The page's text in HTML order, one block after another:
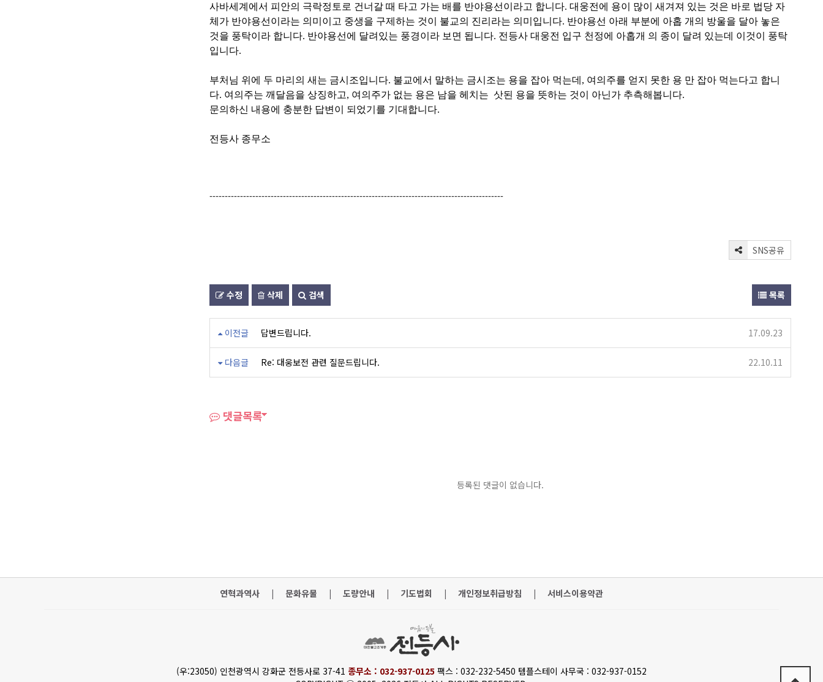
사바세계에서 피안의 극락정토로 건너갈 때 타고 가는 배를 반야용선이라고 합니다. 대웅전에 용이 많이 새겨져 있는 것은 바로 법당 자
체가 반야용선이라는 의미이고 중생을 구제하는 것이 불교의 진리라는 의미입니다. 반야용선 아래 부분에 아홉 개의 방울을 달아 놓은
것을 풍탁이라 합니다. 반야용선에 달려있는 풍경이라 보면 됩니다. 전등사 대웅전 입구 천정에 아홉개 의 종이 달려 있는데 이것이 풍탁
입니다.
부처님 위에 두 마리의 새는 금시조입니다. 불교에서 말하는 금시조는 용을 잡아 먹는데, 여의주를 얻지 못한 용 만 잡아 먹는다고 합니
다. 여의주는 깨달음을 상징하고, 여의주가 없는 용은 남을 헤치는 삿된 용을 뜻하는 것이 아닌가 추측해봅니다.
문의하신 내용에 충분한 답변이 되었기를 기대합니다.
전등사 종무소
------------------------------------------------------------------------------------------------
SNS공유
수정 삭제 검색 목록
이전글 답변드립니다. 17.09.23
다음글 Re: 대웅보전 관련 질문드립니다. 22.10.11
댓글목록
등록된 댓글이 없습니다.
연혁과역사 | 문화유물 | 도량안내 | 기도법회 | 개인정보취급방침 | 서비스이용약관
(우:23050) 인천광역시 강화군 전등사로 37-41 종무소 : 032-937-0125 팩스 : 032-232-5450 템플스테이 사무국 : 032-937-0152